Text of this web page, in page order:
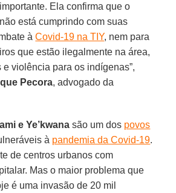
Ela confirma que o
está cumprindo com suas
à Covid-19 na TIY, nem para
que estão ilegalmente na área,
violência para os indígenas”,
Pecora, advogado da
e Ye’kwana são um dos povos
à pandemia da Covid-19.
de centros urbanos com
Mas o maior problema que
é uma invasão de 20 mil